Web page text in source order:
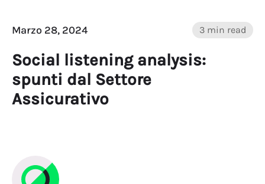
Marzo 28, 2024 3 min read
Social listening analysis:
spunti dal Settore
Assicurativo